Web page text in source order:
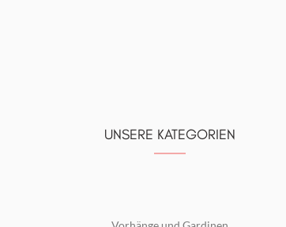
UNSERE KATEGORIEN